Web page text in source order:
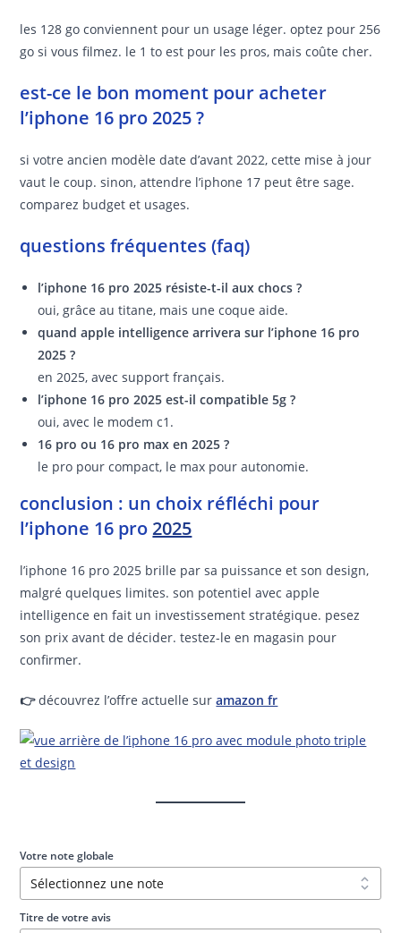
les 128 go conviennent pour un usage léger. optez pour 256
go si vous filmez. le 1 to est pour les pros, mais coûte cher.
est-ce le bon moment pour acheter
l’iphone 16 pro 2025 ?
si votre ancien modèle date d’avant 2022, cette mise à jour
vaut le coup. sinon, attendre l’iphone 17 peut être sage.
comparez budget et usages.
questions fréquentes (faq)
l’iphone 16 pro 2025 résiste-t-il aux chocs ?
oui, grâce au titane, mais une coque aide.
quand apple intelligence arrivera sur l’iphone 16 pro
2025 ?
en 2025, avec support français.
l’iphone 16 pro 2025 est-il compatible 5g ?
oui, avec le modem c1.
16 pro ou 16 pro max en 2025 ?
le pro pour compact, le max pour autonomie.
conclusion : un choix réfléchi pour
l’iphone 16 pro2025
l’iphone 16 pro 2025 brille par sa puissance et son design,
malgré quelques limites. son potentiel avec apple
intelligence en fait un investissement stratégique. pesez
son prix avant de décider. testez-le en magasin pour
confirmer.
👉découvrez l’offre actuelle sur amazon fr
Votre note globale
Titre de votre avis